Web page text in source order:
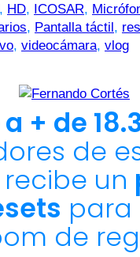
, HD, ICOSAR,
, Pantalla táctil ,
, videocámara, vlog
+ de
de
un
para
de